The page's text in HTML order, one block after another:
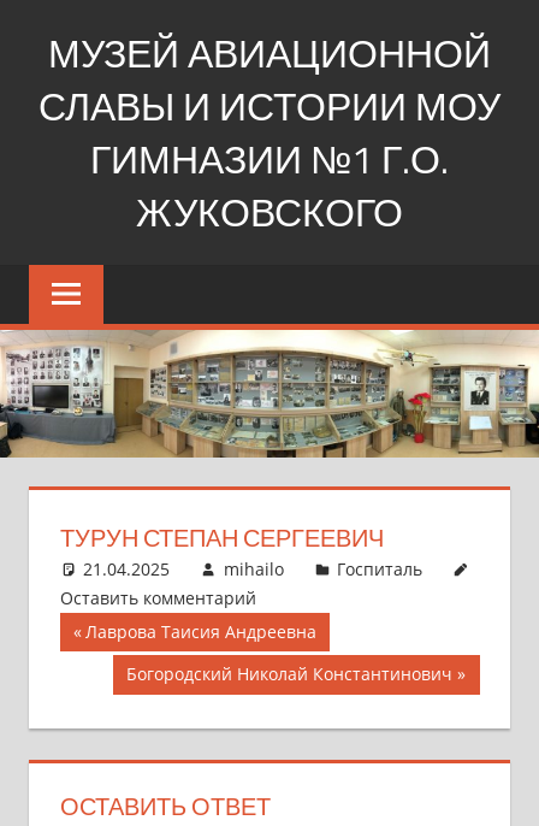
МУЗЕЙ АВИАЦИОННОЙ
СЛАВЫ И ИСТОРИИ МОУ
ГИМНАЗИИ №1 Г.О.
ЖУКОВСКОГО
Ещё
один
на
WordPress
ТУРУН СТЕПАН СЕРГЕЕВИЧ
21.04.2025 mihailo
Госпиталь
Оставить комментарий
Навигация
записям
Предыдущая
запись;
Лаврова Таисия Андреевна
Следующая
запись:
Богородский Николай Константинович
ОСТАВИТЬ ОТВЕТ